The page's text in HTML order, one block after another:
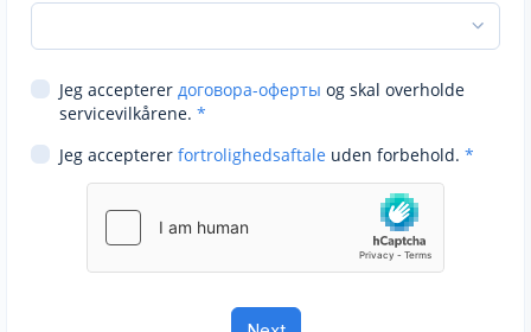
Jeg accepterer договора-оферты og skal overholde
servicevilkårene. *
Jeg accepterer fortrolighedsaftale uden forbehold. *